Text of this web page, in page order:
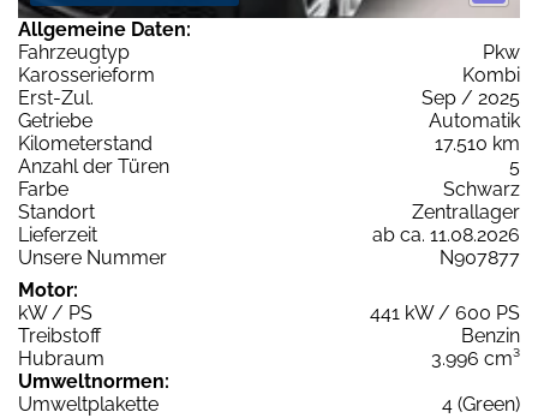
Allgemeine Daten:
Fahrzeugtyp
Pkw
Karosserieform
Kombi
Erst-Zul.
Sep / 2025
Getriebe
Automatik
Kilometerstand
17.510 km
Anzahl der Türen
5
Farbe
Schwarz
Standort
Zentrallager
Lieferzeit
ab ca. 11.08.2026
Unsere Nummer
N907877
Motor:
kW / PS
441 kW / 600 PS
Treibstoff
Benzin
Hubraum
3.996 cm³
Umweltnormen:
Umweltplakette
4 (Green)